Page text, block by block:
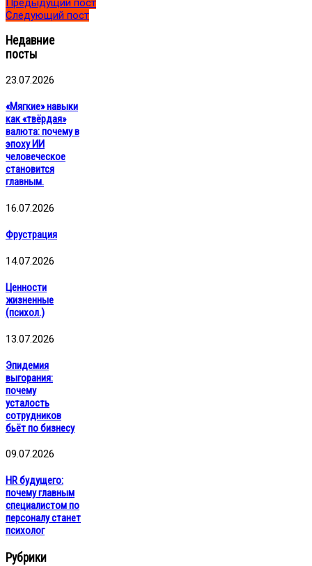
Предыдущий пост
Следующий пост
Недавние
посты
23.07.2026
«Мягкие» навыки
как «твёрдая»
валюта: почему в
эпоху ИИ
человеческое
становится
главным.
16.07.2026
Фрустрация
14.07.2026
Ценности
жизненные
(психол.)
13.07.2026
Эпидемия
выгорания:
почему
усталость
сотрудников
бьёт по бизнесу
09.07.2026
HR будущего:
почему главным
специалистом по
персоналу станет
психолог
Рубрики